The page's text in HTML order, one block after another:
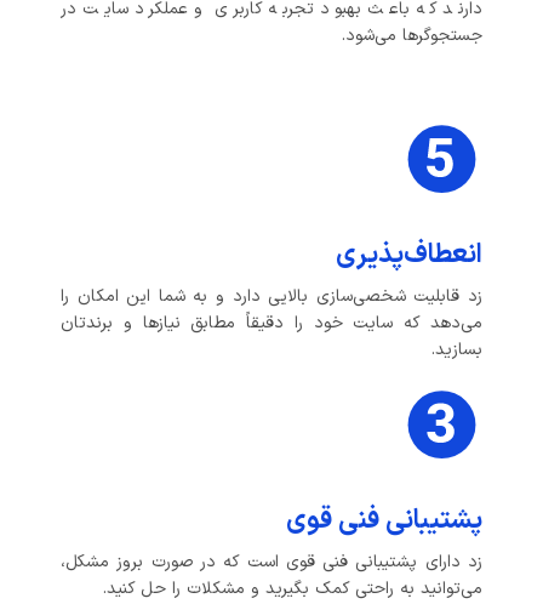
دارند که باعث بهبود تجربه کاربری و عملکرد سایت در
جستجوگرها می‌شود.
انعطاف‌پذیری
زد قابلیت شخصی‌سازی بالایی دارد و به شما این امکان را
می‌دهد که سایت خود را دقیقاً مطابق نیازها و برندتان
بسازید.
پشتیبانی فنی قوی
زد دارای پشتیبانی فنی قوی است که در صورت بروز مشکل،
می‌توانید به راحتی کمک بگیرید و مشکلات را حل کنید.